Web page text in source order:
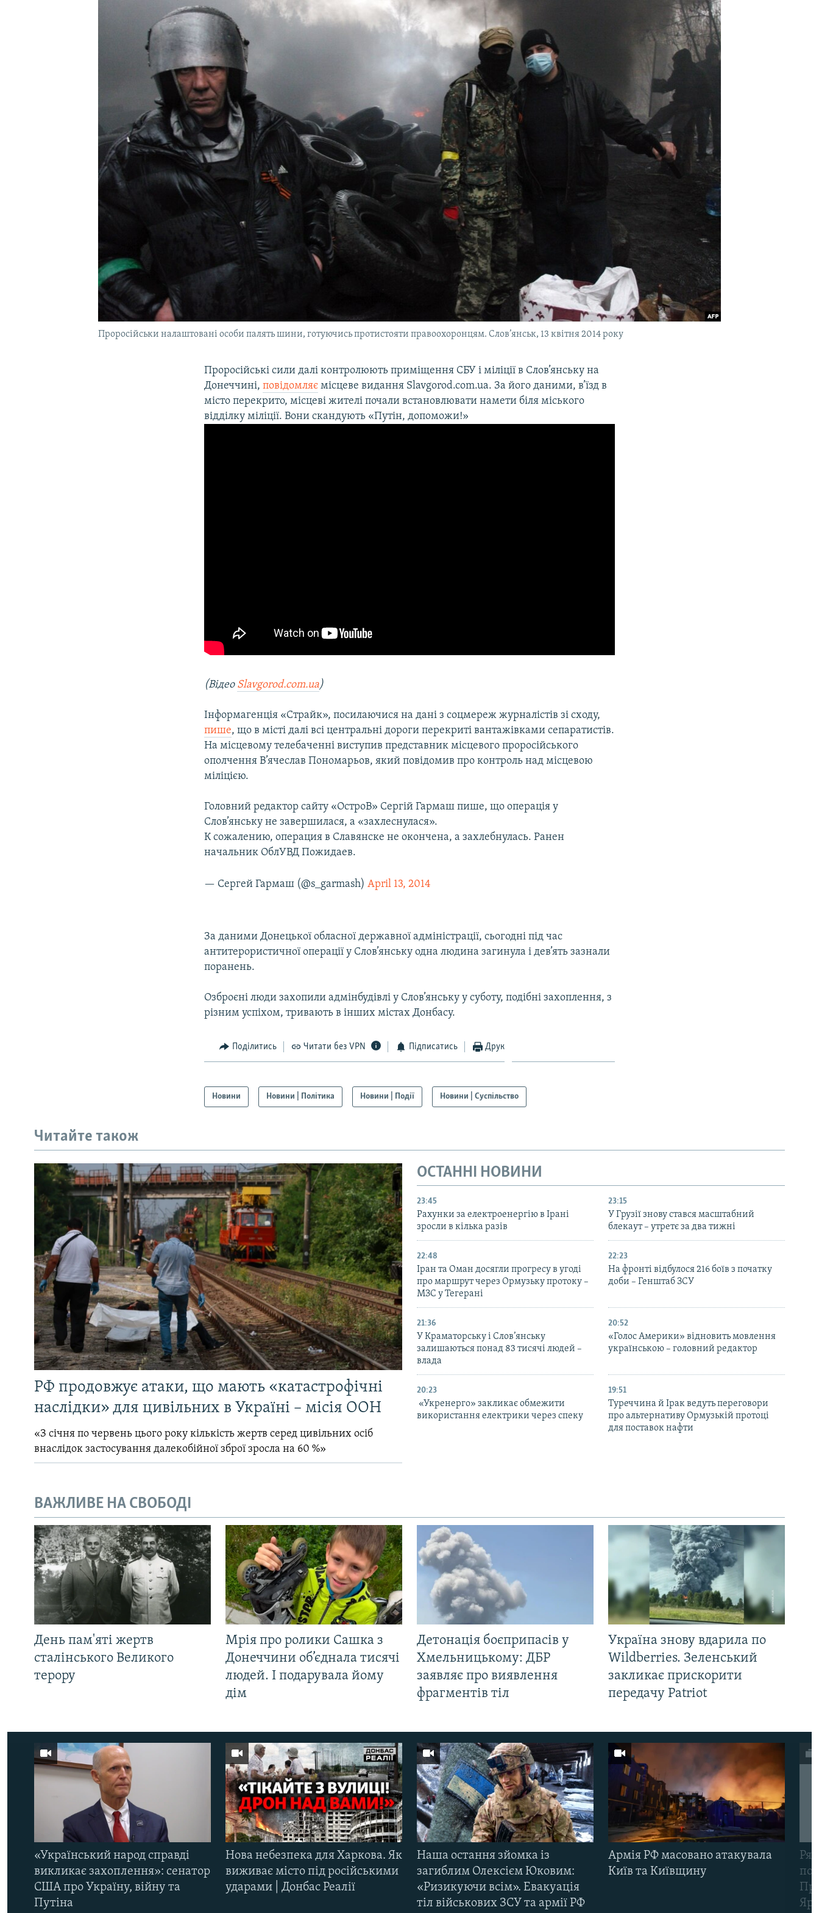
Проросійськи налаштовані особи палять шини, готуючись протистояти правоохоронцям. Слов’янськ, 13 квітня 2014 року
Проросійські сили далі контролюють приміщення СБУ і міліції в Слов’янську на
Донеччині,повідомляє місцеве видання Slavgorod.com.ua. За його даними, в’їзд в
місто перекрито, місцеві жителі почали встановлювати намети біля міського
відділку міліції. Вони скандують «Путін, допоможи!»
(Відео Slavgorod.com.ua)
Інформагенція «Страйк», посилаючися на дані з соцмереж журналістів зі сходу,
пише, що в місті далі всі центральні дороги перекриті вантажівками сепаратистів.
На місцевому телебаченні виступив представник місцевого проросійського
ополчення В’ячеслав Пономарьов, який повідомив про контроль над місцевою
міліцією.
Головний редактор сайту «ОстроВ» Сергій Гармаш пише, що операція у
Слов’янську не завершилася, а «захлеснулася».
К сожалению, операция в Славянске не окончена, а захлебнулась. Ранен
начальник ОблУВД Пожидаев.
— Сергей Гармаш (@s_garmash)April 13, 2014
За даними Донецької обласної державної адміністрації, сьогодні під час
антитерористичної операції у Слов’янську одна людина загинула і дев’ять зазнали
поранень.
Озброєні люди захопили адмінбудівлі у Слов’янську у суботу, подібні захоплення, з
різним успіхом, тривають в інших містах Донбасу.
Поділитись Читати без VPN Підписатись Друк
Новини Новини | Політика Новини | Події Новини | Суспільство
Читайте також
РФ продовжує атаки, що мають «катастрофічні
наслідки» для цивільних в Україні – місія ООН
«З січня по червень цього року кількість жертв серед цивільних осіб
внаслідок застосування далекобійної зброї зросла на 60 %»
ОСТАННІ НОВИНИ
23:45
Рахунки за електроенергію в Ірані
зросли в кілька разів
23:15
У Грузії знову стався масштабний
блекаут – утретє за два тижні
22:48
Іран та Оман досягли прогресу в угоді
про маршрут через Ормузьку протоку –
МЗС у Тегерані
22:23
На фронті відбулося 216 боїв з початку
доби – Генштаб ЗСУ
21:36
У Краматорську і Слов’янську
залишаються понад 83 тисячі людей –
влада
20:52
«Голос Америки» відновить мовлення
українською – головний редактор
20:23
«Укренерго» закликає обмежити
використання електрики через спеку
19:51
Туреччина й Ірак ведуть переговори
про альтернативу Ормузькій протоці
для поставок нафти
ВАЖЛИВЕ НА СВОБОДІ
День пам'яті жертв
сталінського Великого
терору
Мрія про ролики Сашка з
Донеччини об’єднала тисячі
людей. І подарувала йому
дім
Детонація боєприпасів у
Хмельницькому: ДБР
заявляє про виявлення
фрагментів тіл
Україна знову вдарила по
Wildberries. Зеленський
закликає прискорити
передачу Patriot
«Український народ справді
викликає захоплення»: сенатор
США про Україну, війну та
Путіна
Нова небезпека для Харкова. Як
виживає місто під російськими
ударами | Донбас Реалії
Наша остання зйомка із
загиблим Олексієм Юковим:
«Ризикуючи всім». Евакуація
тіл військових ЗСУ та армії РФ
Армія РФ масовано атакувала
Київ та Київщину